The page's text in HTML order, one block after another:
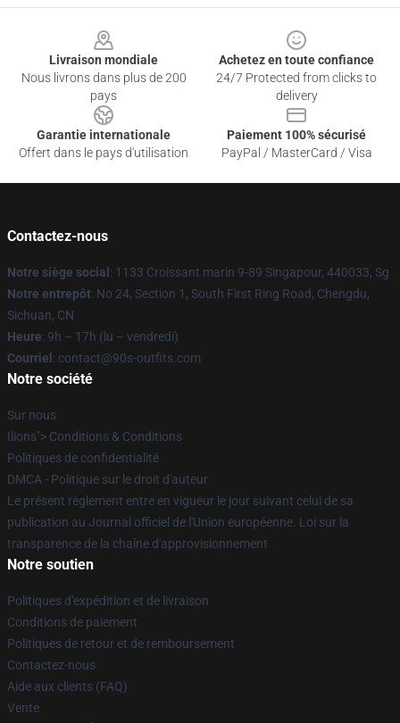
Livraison mondiale
Nous livrons dans plus de 200
pays
Achetez en toute confiance
24/7 Protected from clicks to
delivery
Garantie internationale
Offert dans le pays d'utilisation
Paiement 100% sécurisé
PayPal / MasterCard / Visa
Contactez-nous
Notre siège social : 1133 Croissant marin 9-89 Singapour, 440033, Sg
Notre entrepôt: No 24, Section 1, South First Ring Road, Chengdu,
Sichuan, CN
Heure: 9h – 17h (lu – vendredi)
Courriel : contact@90s-outfits.com
Notre société
Sur nous
Ilions"> Conditions & Conditions
Politiques de confidentialité
DMCA - Politique sur le droit d'auteur
Le présent règlement entre en vigueur le jour suivant celui de sa
publication au Journal officiel de l'Union européenne. Loi sur la
transparence de la chaîne d'approvisionnement
Notre soutien
Politiques d'expédition et de livraison
Conditions de paiement
Politiques de retour et de remboursement
Contactez-nous
Aide aux clients (FAQ)
Vente